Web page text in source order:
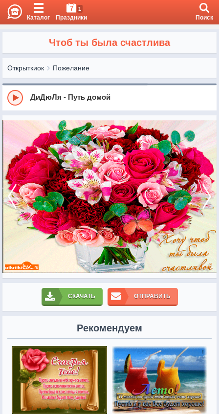
Каталог
7 1
Праздники Поиск
Чтоб ты была счастлива
Открыткиок Пожелание
ДиДюЛя - Путь домой
СКАЧАТЬ ОТПРАВИТЬ
Рекомендуем